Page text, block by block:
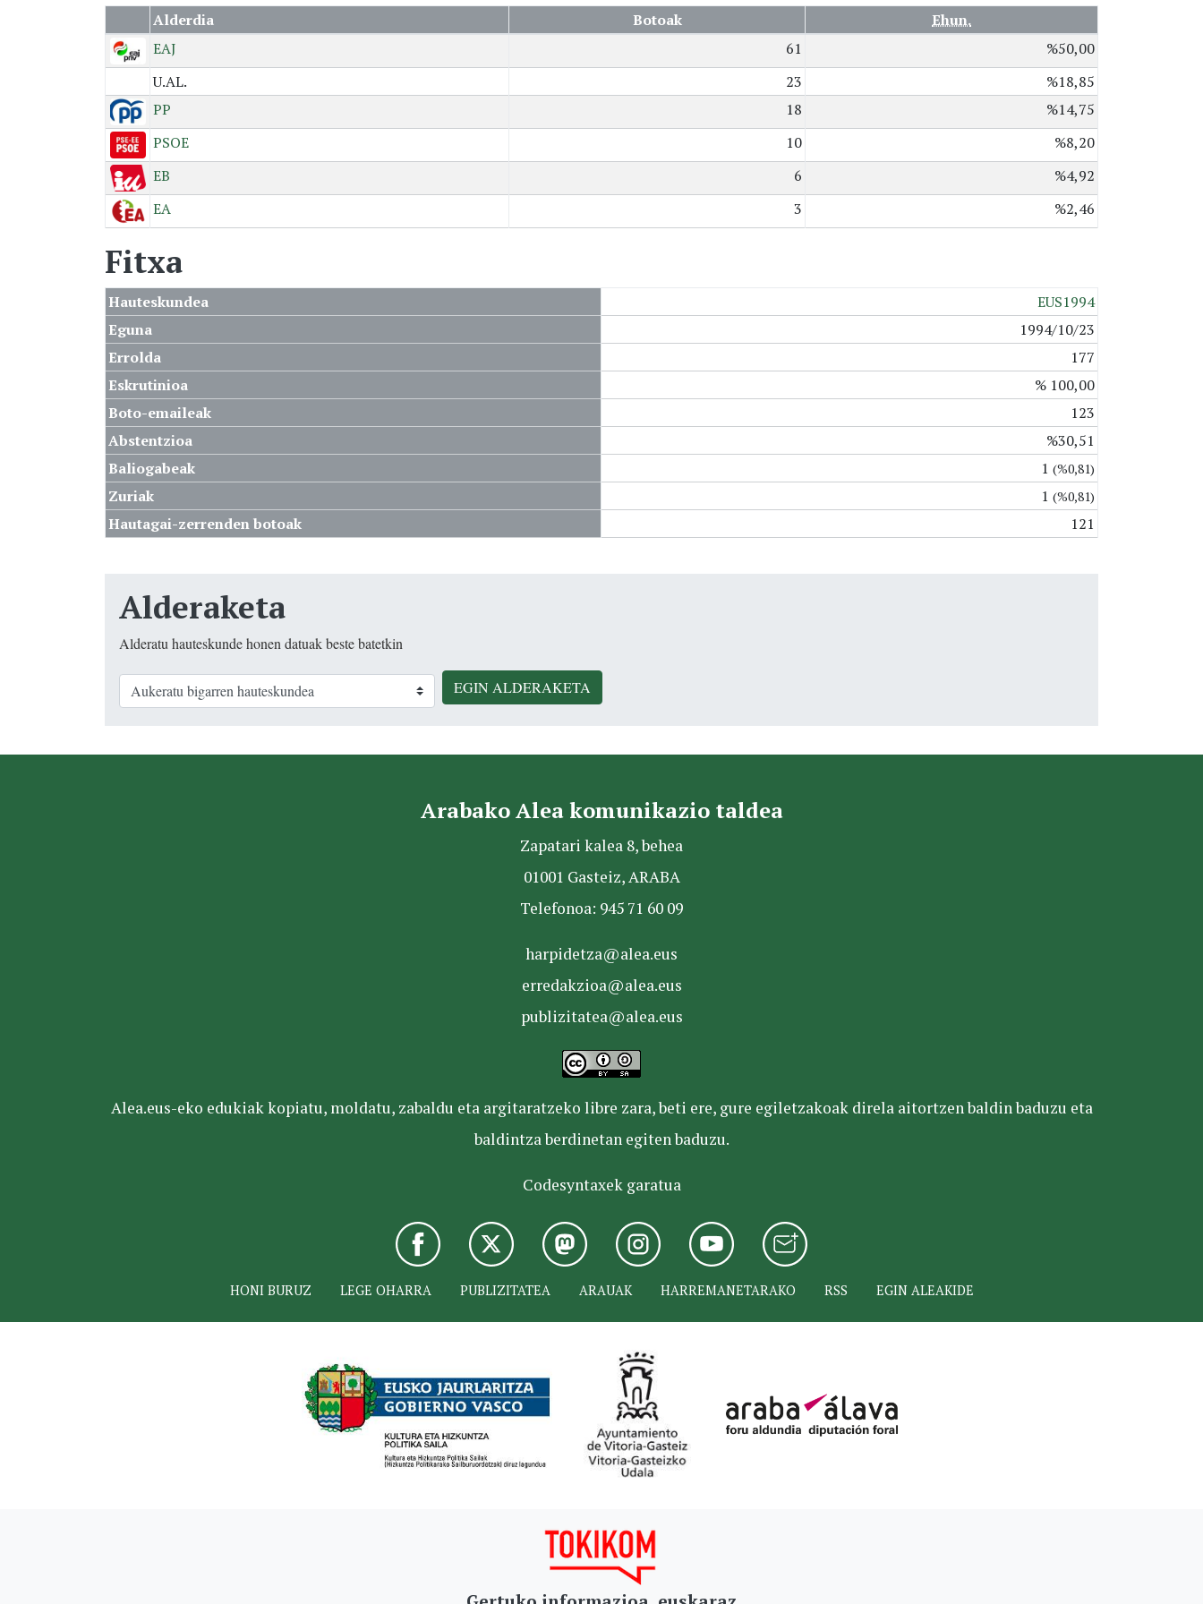
Alderdia Botoak
Ehun.
EAJ
61
%50,00
U.AL.
23
%18,85
PP
18
%14,75
PSOE
10
%8,20
EB
6
%4,92
EA
3 %2,46
Fitxa
Hauteskundea
EUS1994
Eguna
1994/10/23
Errolda
177
Eskrutinioa
% 100,00
Boto-emaileak
123
Abstentzioa
%30,51
Baliogabeak
1 (%0,81)
Zuriak 1 (%0,81)
Hautagai-zerrenden botoak 121
Alderaketa
Alderatu hauteskunde honen datuak beste batetkin
EGIN ALDERAKETA
Arabako Alea komunikazio taldea
Zapatari kalea 8, behea
01001 Gasteiz, ARABA
Telefonoa: 945 71 60 09
harpidetza@alea.eus
erredakzioa@alea.eus
publizitatea@alea.eus
Alea.eus-eko edukiak kopiatu, moldatu, zabaldu eta argitaratzeko libre zara, beti ere, gure egiletzakoak direla aitortzen baldin baduzu eta
baldintza berdinetan egiten baduzu.
Codesyntaxek garatua
HONI BURUZ LEGE OHARRA PUBLIZITATEA ARAUAK HARREMANETARAKO RSS EGIN ALEAKIDE